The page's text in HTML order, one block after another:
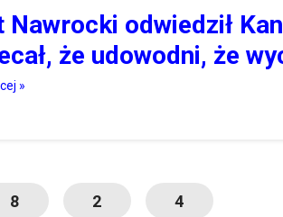
Nawrocki odwiedził
że udowodni, że
»
8 2 4